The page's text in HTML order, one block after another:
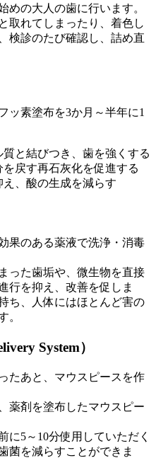
めの大人の歯に行います。
取れてしまったり、着色し
検診のたび確認し、詰め直
ッ素塗布を3か月～半年に1
と結びつき、歯を強くする
戻す再石灰化を促進する
、酸の生成を減らす
果のある薬液で洗浄・消毒
った歯垢や、微生物を直接
行を抑え、改善を促しま
ち、人体にはほとんど害の
。
System）
たあと、マウスピースを作
薬剤を塗布したマウスピー
に5～10分使用していただく
菌を減らすことができま